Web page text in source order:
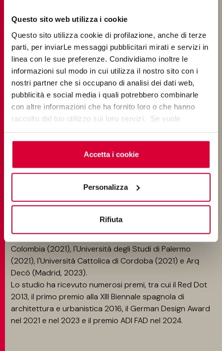
Questo sito web utilizza i cookie
Questo sito utilizza cookie di profilazione, anche di terze
parti, per inviarLe messaggi pubblicitari mirati e servizi in
linea con le sue preferenze. Condividiamo inoltre le
informazioni sul modo in cui utilizza il nostro sito con i
nostri partner che si occupano di analisi dei dati web,
pubblicità e social media i quali potrebbero combinarle
con altre informazioni che ha fornito loro o che hanno
raccolto dal tuo utilizzo sui loro servizi. Se vuole
cookieclicchi qui. Il consenso può essere espresso
cliccando sul tasto “Accetta i cookie”. Se non vuole i
cookie di profilazione può negare il consenso sul tasto
Accetta i cookie
Personalizza
Rifiuta
Architetto laureato in storia e dottore di ricerca in storia
dell'arte, è socio dello studio Fran Silvestre Arquitectos e
vice direttore della MArch Valencia Postgraduate School,
associata all'Universidad Europea.
en Hollywood Hills e Casa en Alcossebre, tra gli altri. È
stato inoltre coinvolto in concorsi, nella progettazione e
nel coordinamento di mostre e ha coordinato diverse
pubblicazioni per lo studio. Inoltre, ha partecipato come
relatore per conto del marchio a eventi come Bohmond
(Ekaterinburg, 2016), ArqFestival (Guadalajara, 2017), Arq
Serralves Museum (Porto, 2018), l'Institut Bytového
Designu (Praga, 2020), l'Università Nazionale della
Colombia (2021), l'Università degli Studi di Palermo
(2021), l'Università Cattolica di Cordoba (2021) e Arq
Decó (Madrid, 2023).
Lo studio ha ricevuto numerosi premi, tra cui il Red Dot
2013, il primo premio alla XIII Biennale spagnola di
architettura e urbanistica 2016, il German Design Award
nel 2021 e nel 2023 e il premio ADI FAD nel 2024.